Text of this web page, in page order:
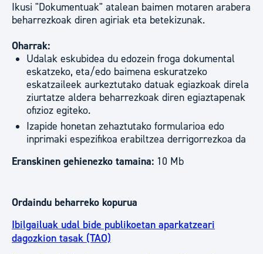
Ikusi "Dokumentuak" atalean baimen motaren arabera
beharrezkoak diren agiriak eta betekizunak.
Oharrak:
Udalak eskubidea du edozein froga dokumental
eskatzeko, eta/edo baimena eskuratzeko
eskatzaileek aurkeztutako datuak egiazkoak direla
ziurtatze aldera beharrezkoak diren egiaztapenak
ofizioz egiteko.
Izapide honetan zehaztutako formularioa edo
inprimaki espezifikoa erabiltzea derrigorrezkoa da
Eranskinen gehienezko tamaina: 10 Mb
Ordaindu beharreko kopurua
Ibilgailuak udal bide publikoetan aparkatzeari
dagozkion tasak (TAO)